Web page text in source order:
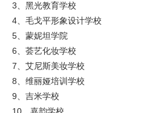
3、黑光教育学校
4、毛戈平形象设计学校
5、蒙妮坦学院
6、荟艺化妆学校
7、艾尼斯美妆学校
8、维丽娅培训学校
9、吉米学校